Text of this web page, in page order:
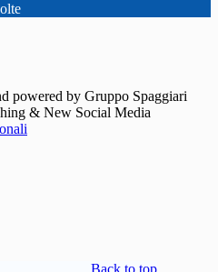
powered by Gruppo Spaggiari
& New Social Media
Back to top